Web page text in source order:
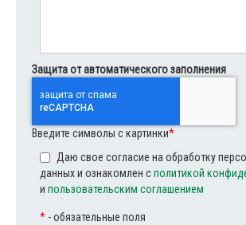
Защита от автоматического заполнения
Введите символы с картинки*
Даю свое согласие на обработку
данных и ознакомлен сполитикой
и пользовательским соглашением
* - обязательные поля